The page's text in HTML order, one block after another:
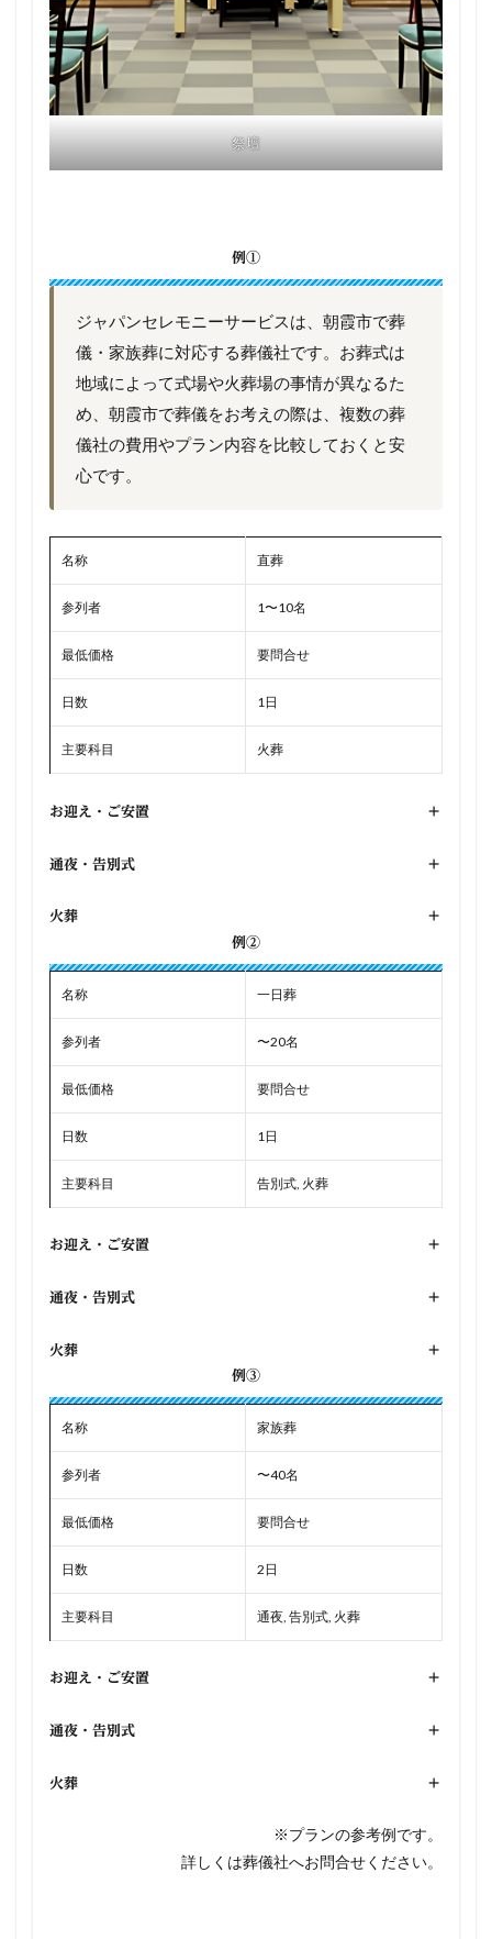
祭壇
例①
ジャパンセレモニーサービスは、朝霞市で葬
儀・家族葬に対応する葬儀社です。お葬式は
地域によって式場や火葬場の事情が異なるた
め、朝霞市で葬儀をお考えの際は、複数の葬
儀社の費用やプラン内容を比較しておくと安
心です。
名称 直葬
参列者 1〜10名
最低価格 要問合せ
日数 1日
主要科目 火葬
お迎え・ご安置 +
通夜・告別式 +
火葬
+
例②
名称 一日葬
参列者 〜20名
最低価格 要問合せ
日数 1日
主要科目 告別式, 火葬
お迎え・ご安置 +
通夜・告別式 +
火葬
+
例③
名称 家族葬
参列者 〜40名
最低価格 要問合せ
日数 2日
主要科目 通夜, 告別式, 火葬
お迎え・ご安置 +
通夜・告別式 +
火葬 +
※プランの参考例です。
詳しくは葬儀社へお問合せください。